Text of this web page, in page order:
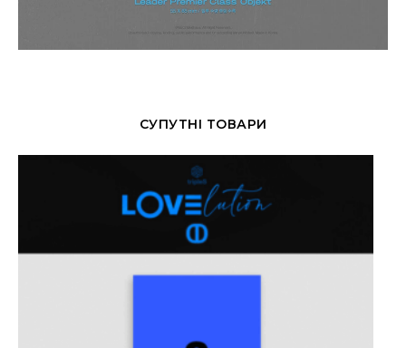
СУПУТНІ ТОВАРИ